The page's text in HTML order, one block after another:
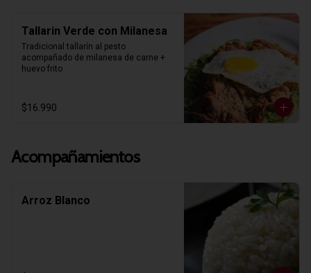
Tallarin Verde con Milanesa
Tradicional tallarín al pesto
acompañado de milanesa de carne +
huevo frito
$16.990
Acompañamientos
Arroz Blanco